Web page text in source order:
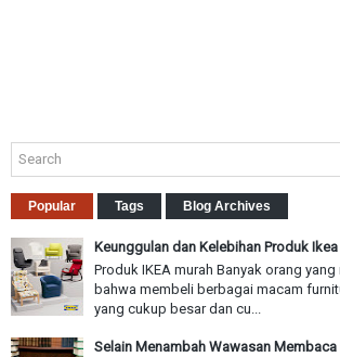
Popular Tags Blog Archives
Keunggulan dan Kelebihan Produk
Produk IKEA murah Banyak orang
bahwa membeli berbagai macam
yang cukup besar dan cu...
Selain Menambah Wawasan Membaca